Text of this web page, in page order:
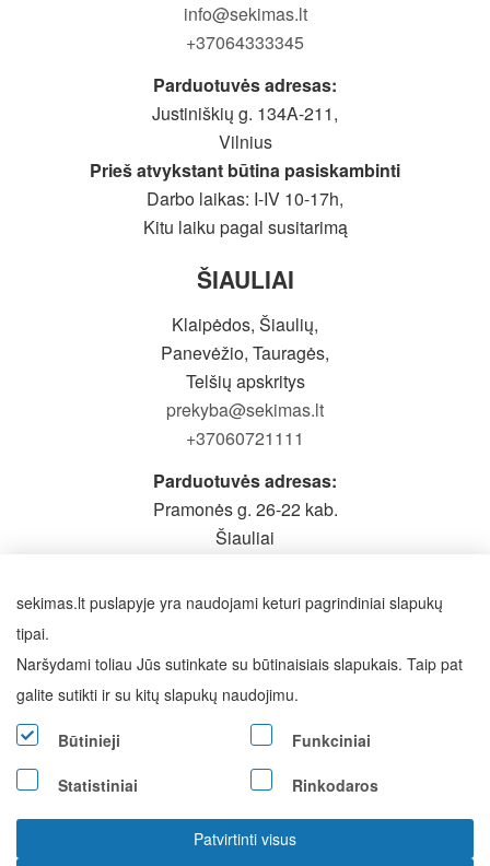
info@sekimas.lt
+37064333345
Parduotuvės adresas:
Justiniškių g. 134A-211,
Vilnius
Prieš atvykstant būtina pasiskambinti
Darbo laikas: I-IV 10-17h,
Kitu laiku pagal susitarimą
ŠIAULIAI
Klaipėdos, Šiaulių,
Panevėžio, Tauragės,
Telšių apskritys
prekyba@sekimas.lt
+37060721111
Parduotuvės adresas:
Pramonės g. 26-22 kab.
Šiauliai
Darbo laikas: I-V 9-19h,
SEKITE MUS
Visos teisės saugomos © 2026 Sekimas.lt
sekimas.lt puslapyje yra naudojami keturi pagrindiniai slapukų
tipai.
Naršydami toliau Jūs sutinkate su būtinaisiais slapukais. Taip pat
galite sutikti ir su kitų slapukų naudojimu.
Būtinieji Funkciniai
Statistiniai Rinkodaros
Patvirtinti visus